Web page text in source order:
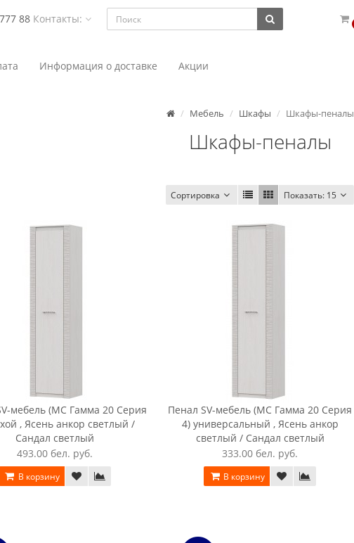
88 Контакты:
Информация о доставке Акции
Мебель Шкафы Шкафы-пеналы
Шкафы-пеналы
Сортировка Показать: 15
мебель (МС Гамма 20 Серия
, Ясень анкор светлый /
Сандал светлый
493.00 бел. руб.
В корзину
Пенал SV-мебель (МС Гамма 20 Серия
4) универсальный , Ясень анкор
светлый / Сандал светлый
333.00 бел. руб.
В корзину